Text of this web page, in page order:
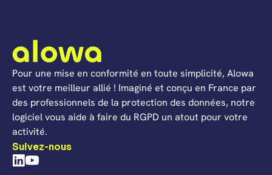
Pour une mise en conformité en toute simplicité, Alowa
est votre meilleur allié ! Imaginé et conçu en France par
des professionnels de la protection des données, notre
logiciel vous aide à faire du RGPD un atout pour votre
activité.
Suivez-nous